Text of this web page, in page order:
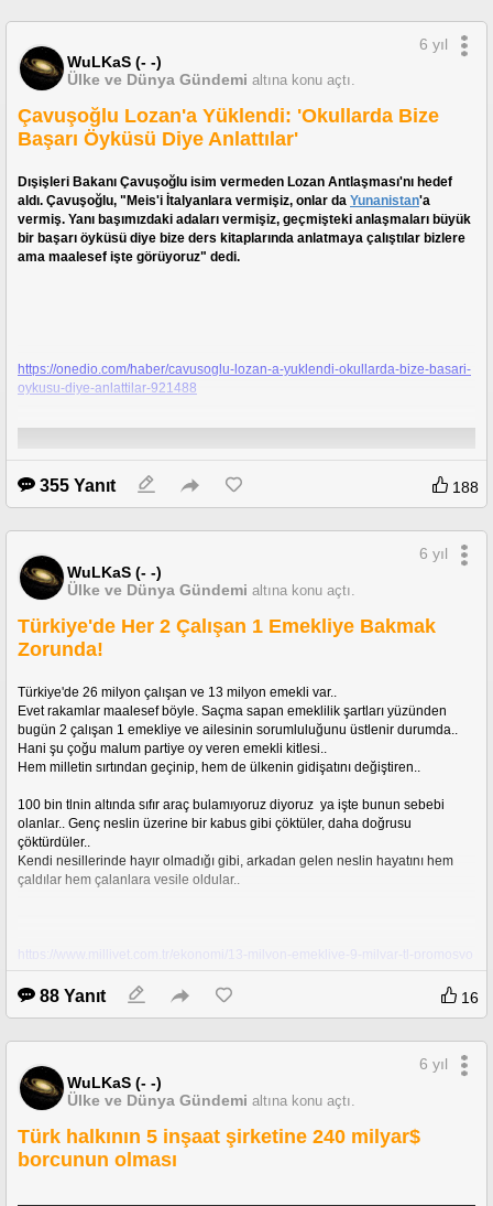
WuLKaS (- -)
Ülke ve Dünya Gündemi altına konu açtı.
6 yıl
Çavuşoğlu Lozan'a Yüklendi: 'Okullarda Bize
Başarı Öyküsü Diye Anlattılar'
Dışişleri Bakanı Çavuşoğlu isim vermeden Lozan Antlaşması'nı hedef
aldı. Çavuşoğlu, "Meis'i İtalyanlara vermişiz, onlar da Yunanistan'a
vermiş. Yanı başımızdaki adaları vermişiz, geçmişteki anlaşmaları büyük
bir başarı öyküsü diye bize ders kitaplarında anlatmaya çalıştılar bizlere
ama maalesef işte görüyoruz" dedi.
https://onedio.com/haber/cavusoglu-lozan-a-yuklendi-okullarda-bize-basari-
oykusu-diye-anlattilar-921488
Tarihinden haberi olmayan bir dışişleri bakanı varken dış devletler ile olan
politikalarımızın iyi olmasını beklemek hata zaten..
=U%C5%9Fi%20Antla%C5%9Fmas%C4%B1%20(%C4%B0talyanca%3
A%20Trattato%20di,%22%20Lozan'%C4%B1n%20bir%20semtidir.
355 Yanıt 188
WuLKaS (- -)
Ülke ve Dünya Gündemi altına konu açtı.
6 yıl
Türkiye'de Her 2 Çalışan 1 Emekliye Bakmak
Zorunda!
Türkiye'de 26 milyon çalışan ve 13 milyon emekli var..
Evet rakamlar maalesef böyle. Saçma sapan emeklilik şartları yüzünden
bugün 2 çalışan 1 emekliye ve ailesinin sorumluluğunu üstlenir durumda..
Hani şu çoğu malum partiye oy veren emekli kitlesi..
Hem milletin sırtından geçinip, hem de ülkenin gidişatını değiştiren..
100 bin tlnin altında sıfır araç bulamıyoruz diyoruz  ya işte bunun sebebi
olanlar.. Genç neslin üzerine bir kabus gibi çöktüler, daha doğrusu
çöktürdüler..
Kendi nesillerinde hayır olmadığı gibi, arkadan gelen neslin hayatını hem
çaldılar hem çalanlara vesile oldular..
https://www.milliyet.com.tr/ekonomi/13-milyon-emekliye-9-milyar-tl-promosyo
n-6158704
88 Yanıt 16
WuLKaS (- -)
Ülke ve Dünya Gündemi altına konu açtı.
6 yıl
Türk halkının 5 inşaat şirketine 240 milyar$
borcunun olması